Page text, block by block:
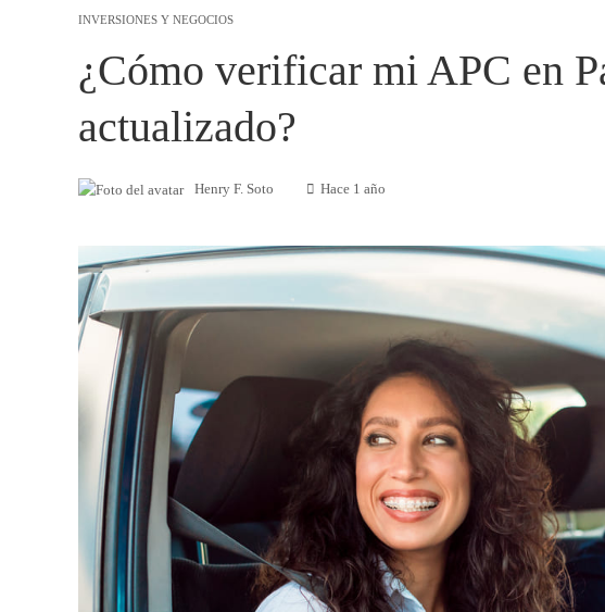
INVERSIONES Y NEGOCIOS
¿Cómo verificar mi APC en
actualizado?
Henry F. Soto Hace 1 año